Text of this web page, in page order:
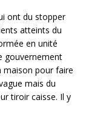
ont du stopper
atteints du
en unité
gouvernement
maison pour faire
mais du
tiroir caisse. Il y